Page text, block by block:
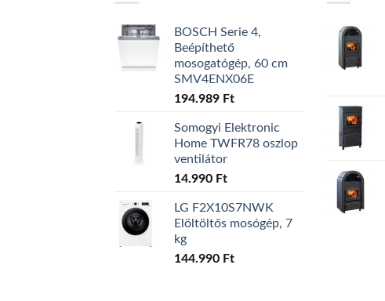
BOSCH Serie 4,
Beépíthető
mosogatógép, 60 cm
SMV4ENX06E
194.989 Ft
Somogyi Elektronic
Home TWFR78 oszlop
ventilátor
14.990 Ft
LG F2X10S7NWK
Elöltöltős mosógép, 7
kg
144.990 Ft